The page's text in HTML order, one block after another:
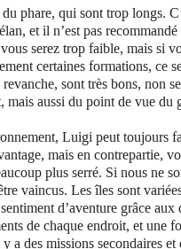
phare, qui sont trop longs.
et il n’est pas recommandé
serez trop faible, mais si
certaines formations, ce
sont très bons, non
mais aussi du point de vue du
Luigi peut toujours
mais en contrepartie,
plus serré. Si nous ne
vaincus. Les îles sont
d’aventure grâce aux
de chaque endroit, et une
a des missions secondaires et